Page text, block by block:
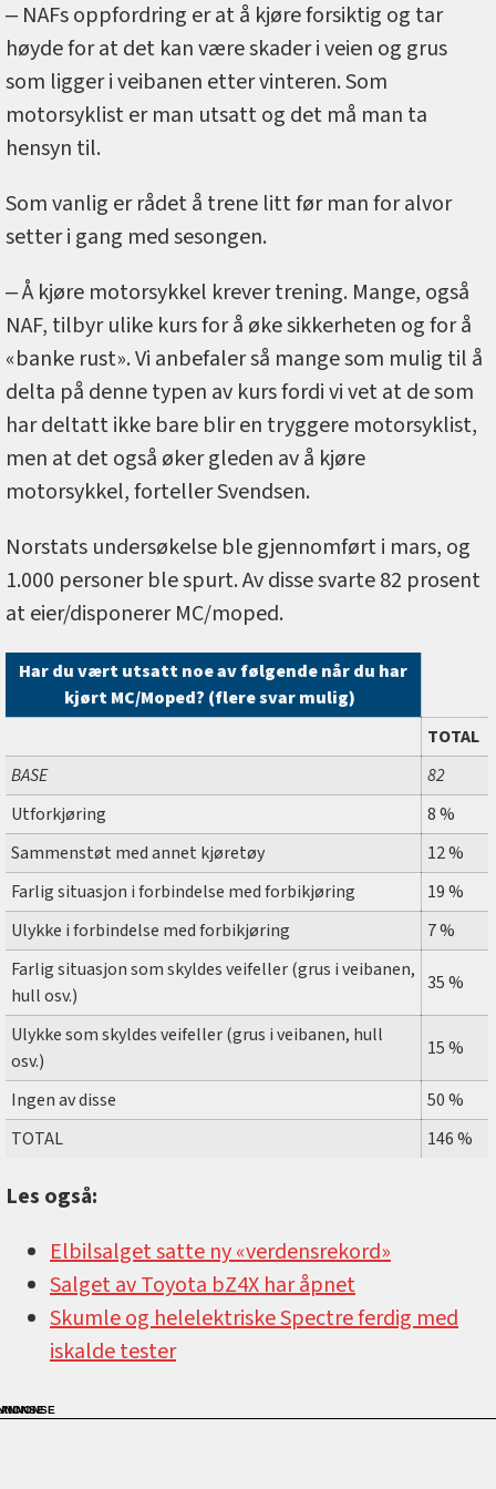
‒ NAFs oppfordring er at å kjøre forsiktig og tar
høyde for at det kan være skader i veien og grus
som ligger i veibanen etter vinteren. Som
motorsyklist er man utsatt og det må man ta
hensyn til.
Som vanlig er rådet å trene litt før man for alvor
setter i gang med sesongen.
‒ Å kjøre motorsykkel krever trening. Mange, også
NAF, tilbyr ulike kurs for å øke sikkerheten og for å
«banke rust». Vi anbefaler så mange som mulig til å
delta på denne typen av kurs fordi vi vet at de som
har deltatt ikke bare blir en tryggere motorsyklist,
men at det også øker gleden av å kjøre
motorsykkel, forteller Svendsen.
Norstats undersøkelse ble gjennomført i mars, og
1.000 personer ble spurt. Av disse svarte 82 prosent
at eier/disponerer MC/moped.
Har du vært utsatt noe av følgende når du har
kjørt MC/Moped? (flere svar mulig)
TOTAL
BASE
82
Utforkjøring
8 %
Sammenstøt med annet kjøretøy
12 %
Farlig situasjon i forbindelse med forbikjøring
19 %
Ulykke i forbindelse med forbikjøring
7 %
Farlig situasjon som skyldes veifeller (grus i veibanen,
hull osv.)
35 %
Ulykke som skyldes veifeller (grus i veibanen, hull
osv.)
15 %
Ingen av disse
50 %
TOTAL
146 %
Les også:
Elbilsalget satte ny «verdensrekord»
Salget av Toyota bZ4X har åpnet
Skumle og helelektriske Spectre ferdig med
iskalde tester